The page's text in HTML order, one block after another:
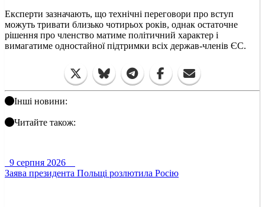
Експерти зазначають, що технічні переговори про вступ
можуть тривати близько чотирьох років, однак остаточне
рішення про членство матиме політичний характер і
вимагатиме одностайної підтримки всіх держав-членів ЄС.
Інші новини:
Читайте також:
9 серпня 2026
Заява президента Польщі розлютила Росію